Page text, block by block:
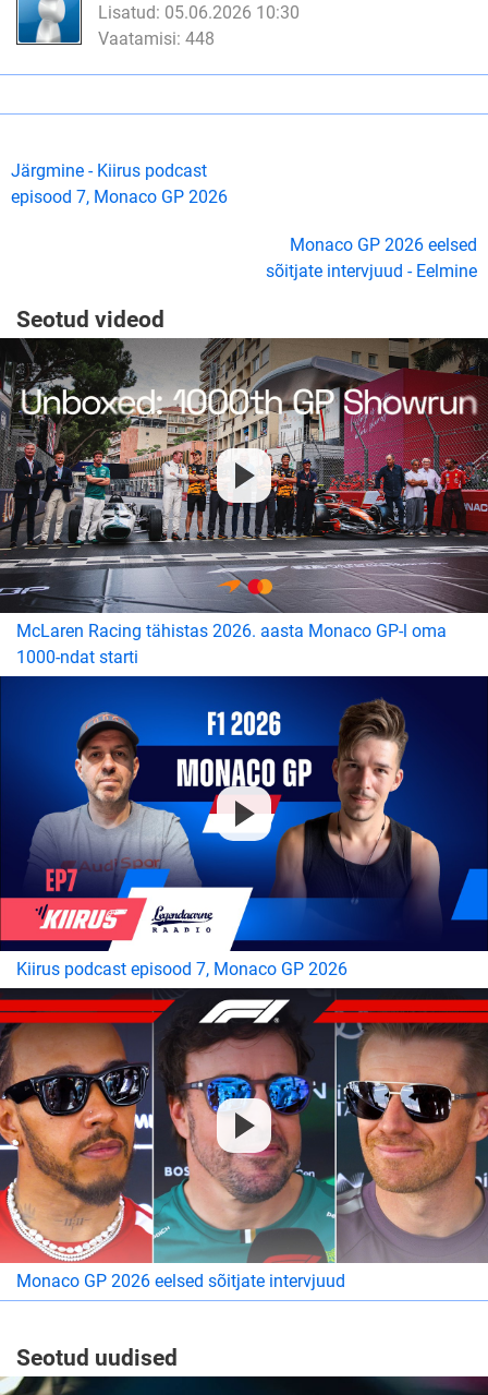
Lisatud: 05.06.2026 10:30
Vaatamisi: 448
Järgmine - Kiirus podcast
episood 7, Monaco GP 2026
Monaco GP 2026 eelsed
sõitjate intervjuud - Eelmine
Seotud videod
McLaren Racing tähistas 2026. aasta Monaco GP-l oma
1000-ndat starti
Kiirus podcast episood 7, Monaco GP 2026
Monaco GP 2026 eelsed sõitjate intervjuud
Seotud uudised